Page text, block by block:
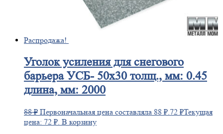
Распродажа!
Уголокусиления для снегового
барьера УСБ- 50х30 толщ., мм: 0.45
длина, мм: 2000
88₽ Первоначальная цена составляла 88 ₽.72 ₽Текущая
цена: 72 ₽. В корзину